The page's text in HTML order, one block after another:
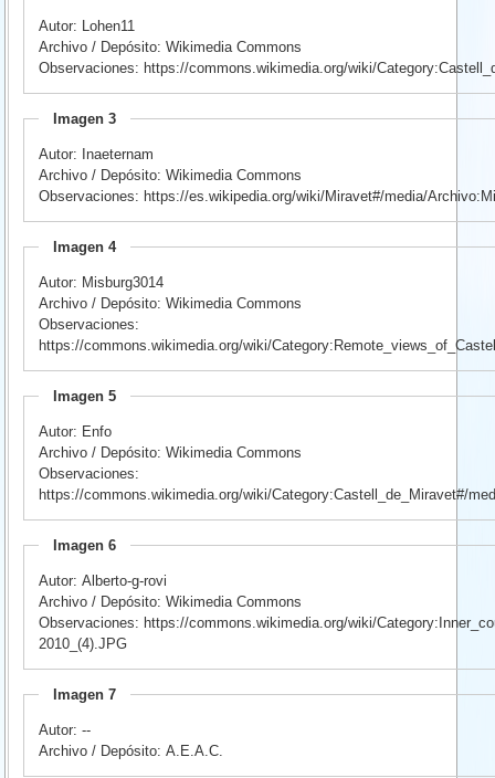
Autor: Lohen11
Archivo / Depósito: Wikimedia Commons
Observaciones: https://commons.wikimedia.org/wiki/
Imagen 3
Autor: Inaeternam
Archivo / Depósito: Wikimedia Commons
Observaciones: https://es.wikipedia.org/wiki/Miravet#/media/
Imagen 4
Autor: Misburg3014
Archivo / Depósito: Wikimedia Commons
Observaciones:
https://commons.wikimedia.org/wiki/
Imagen 5
Autor: Enfo
Archivo / Depósito: Wikimedia Commons
Observaciones:
https://commons.wikimedia.org/wiki/Category:Castell_de_Miravet#/
Imagen 6
Autor: Alberto-g-rovi
Archivo / Depósito: Wikimedia Commons
Observaciones: https://commons.wikimedia.org/wiki/
2010_(4).JPG
Imagen 7
Autor: --
Archivo / Depósito: A.E.A.C.